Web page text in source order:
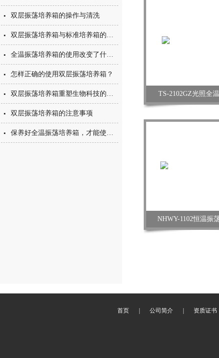
双层振荡培养箱的操作与清洗
双层振荡培养箱与标准培养箱的性能评估
全温振荡培养箱的使用改变了什么？
怎样正确的使用双层振荡培养箱？
双层振荡培养箱重塑生物科技的增长之道
双层振荡培养箱的注意事项
保养好全温振荡培养箱，才能使它一直保持一个良好的工作状态
TS-2102GZ光照全
NHWY-1102恒温振
首页 公司简介 资质证书